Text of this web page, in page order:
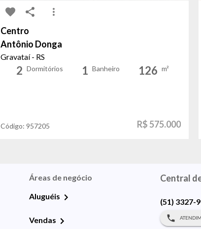
Centro
Antônio Donga
Gravataí - RS
2 Dormitórios 1 Banheiro 126 m²
Código:957205 R$ 575.000
Áreas de negócio
Aluguéis
Vendas
Central
(51) 3327-